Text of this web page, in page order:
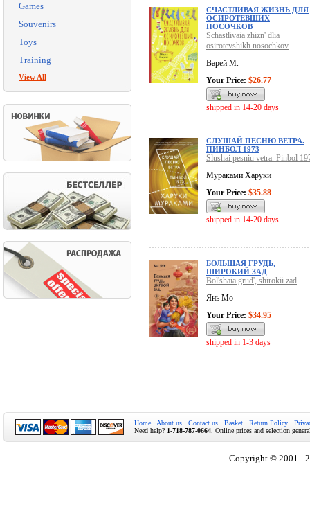
Games
Souvenirs
Toys
Training
View All
СЧАСТЛИВАЯ ЖИЗНЬ ДЛЯ
ОСИРОТЕВШИХ
НОСОЧКОВ
Schastlivaia zhizn' dlia
osirotevshikh nosochkov
Варей М.
Your Price: $26.77
shipped in 14-20 days
СЛУШАЙ ПЕСНЮ ВЕТРА.
ПИНБОЛ 1973
Slushai pesniu vetra. Pinbol
Мураками Харуки
Your Price: $35.88
shipped in 14-20 days
БОЛЬШАЯ ГРУДЬ,
ШИРОКИЙ ЗАД
Bol'shaia grud', shirokii zad
Янь Мо
Your Price: $34.95
shipped in 1-3 days
Home About us Contact us Basket Return Policy
Need help? 1-718-787-0664 . Online prices and selection
Copyright © 2001 -